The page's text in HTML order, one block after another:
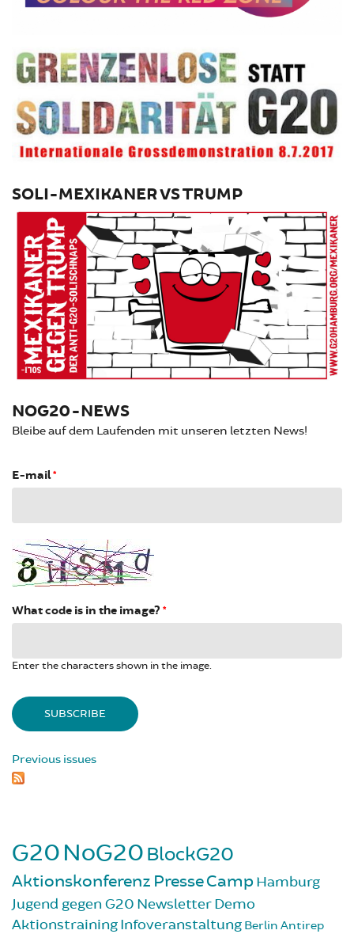
SOLI-MEXIKANER VS TRUMP
NOG20-NEWS
Bleibe auf dem Laufenden mit unseren letzten News!
E-mail*
What code is in the image? *
Enter the characters shown in the image.
Previous issues
G20NoG20 BlockG20
Aktionskonferenz PresseCampHamburg
Jugend gegen G20 NewsletterDemo
AktionstrainingInfoveranstaltung Berlin Antirep